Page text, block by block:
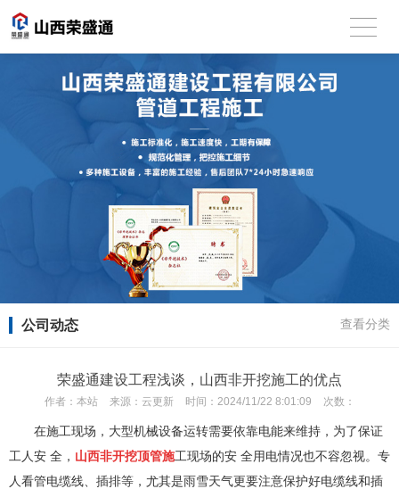
公司动态 查看分类
荣盛通建设工程浅谈，山西非开挖施工的优点
作者： 本站 来源： 云更新 时间： 2024/11/22 8:01:09 次数：
在施工现场，大型机械设备运转需要依靠电能来维持，为了保证
工人安 全， 山西非开挖顶管施工现场的安 全用电情况也不容忽视。专
人看管电缆线、插排等，尤其是雨雪天气更要注意保护好电缆线和插